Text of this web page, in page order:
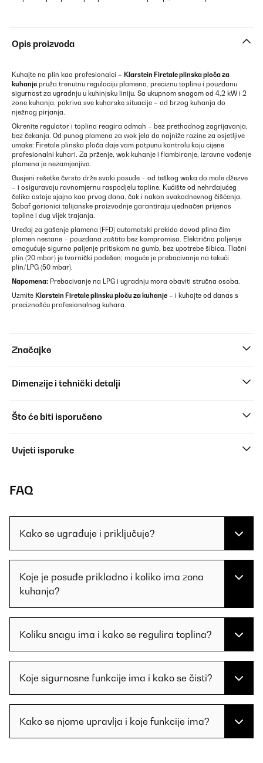
Opis proizvoda
Kuhajte na plin kao profesionalci – Klarstein Firetale plinska ploča za
kuhanje pruža trenutnu regulaciju plamena, preciznu toplinu i pouzdanu
sigurnost za ugradnju u kuhinjsku liniju. Sa ukupnom snagom od 4,2 kW i 2
zone kuhanja, pokriva sve kuharske situacije – od brzog kuhanja do
nježnog pirjanja.
Okrenite regulator i toplina reagira odmah – bez prethodnog zagrijavanja,
bez čekanja. Od punog plamena za wok jela do najniže razine za osjetljive
umake: Firetale plinska ploča daje vam potpunu kontrolu koju cijene
profesionalni kuhari. Za prženje, wok kuhanje i flambiranje, izravno vođenje
plamena je nezamjenjivo.
Gusjeni rešetke čvrsto drže svaki posuđe – od teškog woka do male džezve
– i osiguravaju ravnomjernu raspodjelu topline. Kućište od nehrđajućeg
čelika ostaje sjajno kao prvog dana, čak i nakon svakodnevnog čišćenja.
Sabaf gorionici talijanske proizvodnje garantiraju ujednačen prijenos
topline i dug vijek trajanja.
Uređaj za gašenje plamena (FFD) automatski prekida dovod plina čim
plamen nestane – pouzdana zaštita bez kompromisa. Električno paljenje
omogućuje sigurno paljenje pritiskom na gumb, bez upotrebe šibica. Tlačni
plin (20 mbar) je tvornički podešen; moguće je prebacivanje na tekući
plin/LPG (50 mbar).
Napomena: Prebacivanje na LPG i ugradnju mora obaviti stručna osoba.
Uzmite Klarstein Firetale plinsku ploču za kuhanje – i kuhajte od danas s
preciznošću profesionalnog kuhara.
Značajke
Dimenzije i tehnički detalji
Što će biti isporučeno
Uvjeti isporuke
FAQ
Kako se ugrađuje i priključuje?
Koje je posuđe prikladno i koliko ima zona
kuhanja?
Koliku snagu ima i kako se regulira toplina?
Koje sigurnosne funkcije ima i kako se čisti?
Kako se njome upravlja i koje funkcije ima?